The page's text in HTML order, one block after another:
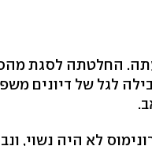
החלטתה לסגת
לגל של דיונים
לא היה נשוי,